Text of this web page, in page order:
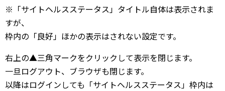
※「サイトヘルスステータス」タイトル自体は表示されま
すが、
枠内の「良好」ほかの表示はされない設定です。
右上の▲三角マークをクリックして表示を閉じます。
一旦ログアウト、ブラウザも閉じます。
以降はログインしても「サイトヘルスステータス」枠内は